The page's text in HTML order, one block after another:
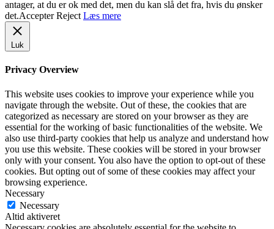
antager, at du er ok med det, men du kan slå det fra, hvis du ønsker
det.Accepter Reject Læs mere
Luk
Privacy Overview
This website uses cookies to improve your experience while you
navigate through the website. Out of these, the cookies that are
categorized as necessary are stored on your browser as they are
essential for the working of basic functionalities of the website. We
also use third-party cookies that help us analyze and understand how
you use this website. These cookies will be stored in your browser
only with your consent. You also have the option to opt-out of these
cookies. But opting out of some of these cookies may affect your
browsing experience.
Necessary
Necessary
Altid aktiveret